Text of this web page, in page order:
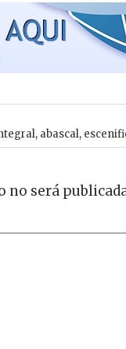
, abascal,
no será